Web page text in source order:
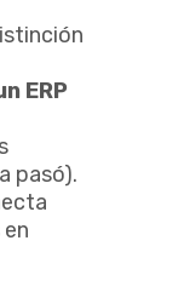
ERP
pasó).